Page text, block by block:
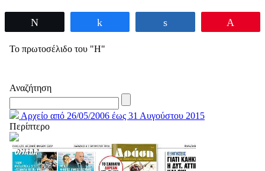
Το πρωτοσέλιδο του "Η"
Αναζήτηση
Αρχείο από 26/05/2006 έως 31 Αυγούστου 2015
Περίπτερο